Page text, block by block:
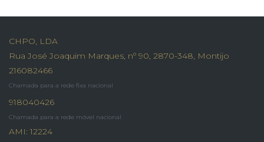
CHPO, LDA
Rua José Joaquim Marques, nº 90, 2870-348, Montijo
216082466
Chamada para a rede fixa nacional
918040426
Chamada para a rede móvel nacional
AMI: 12224